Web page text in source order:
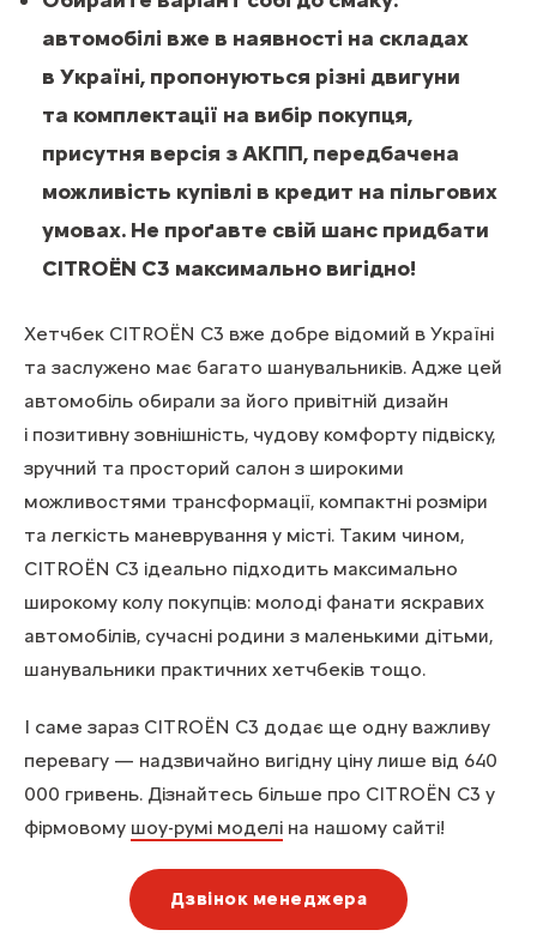
автомобілі вже в наявності на складах
в Україні, пропонуються різні двигуни
та комплектації на вибір покупця,
присутня версія з АКПП, передбачена
можливість купівлі в кредит на пільгових
умовах. Не проґавте свій шанс придбати
CITROЁN С3 максимально вигідно!
Хетчбек CITROЁN С3 вже добре відомий в Україні
та заслужено має багато шанувальників. Адже цей
автомобіль обирали за його привітній дизайн
і позитивну зовнішність, чудову комфорту підвіску,
зручний та просторий салон з широкими
можливостями трансформації, компактні розміри
та легкість маневрування у місті. Таким чином,
CITROЁN С3 ідеально підходить максимально
широкому колу покупців: молоді фанати яскравих
автомобілів, сучасні родини з маленькими дітьми,
шанувальники практичних хетчбеків тощо.
І саме зараз CITROЁN С3 додає ще одну важливу
перевагу — надзвичайно вигідну ціну лише від 640
000 гривень. Дізнайтесь більше про CITROЁN С3 у
фірмовому шоу-румі моделі на нашому сайті!
Дзвінок менеджера